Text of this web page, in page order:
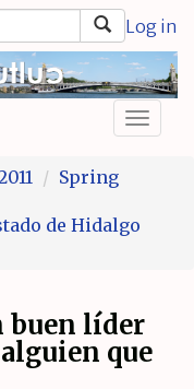
Log in
Spring
de Hidalgo
buen líder
que